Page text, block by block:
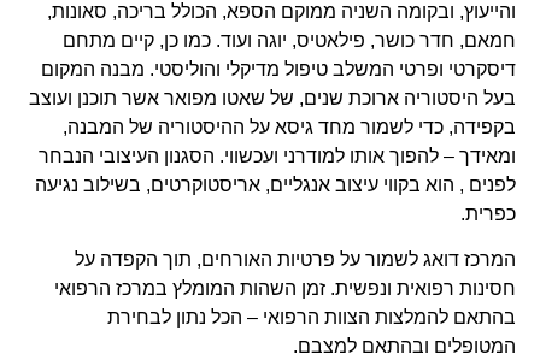
והייעוץ, ובקומה השניה ממוקם הספא,​​ הכולל בריכה, סאונות,
חמאם, חדר כושר, פילאטיס, יוגה ועוד. כמו כן, קיים מתחם
דיסקרטי ופרטי המשלב טיפול מדיקלי והוליסטי. מבנה המקום
בעל היסטוריה ארוכת שנים, של שאטו מפואר אשר תוכנן ועוצב
בקפידה, כדי לשמור מחד גיסא על ההיסטוריה של המבנה,
ומאידך – להפוך אותו למודרני ועכשווי. הסגנון העיצובי הנבחר
לפנים , הוא בקווי עיצוב אנגליים, אריסטוקרטים, בשילוב נגיעה
כפרית.
המרכז דואג לשמור על פרטיות האורחים, תוך הקפדה על
חסינות רפואית ונפשית. זמן השהות המומלץ במרכז הרפואי
בהתאם להמלצות הצוות הרפואי – הכל נתון לבחירת
המטופלים ובהתאם למצבם.